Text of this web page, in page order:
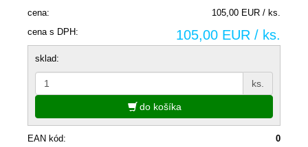
cena:
105,00 EUR / ks.
cena s DPH:
105,00 EUR / ks.
sklad:
ks.
do košíka
EAN kód:
0